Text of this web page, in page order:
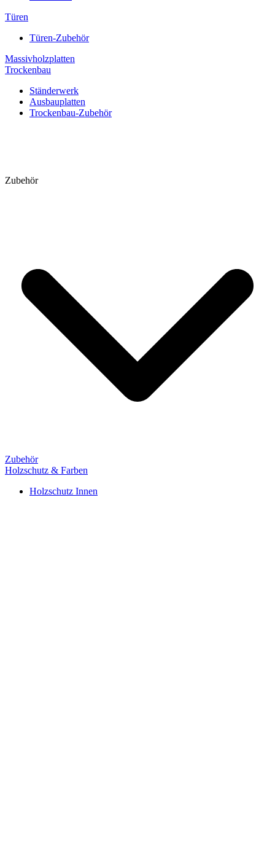
Türen
Türen-Zubehör
Massivholzplatten
Trockenbau
Ständerwerk
Ausbauplatten
Trockenbau-Zubehör
Zubehör
Zubehör
Holzschutz & Farben
Holzschutz Innen